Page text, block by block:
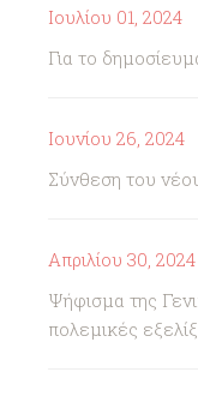
Ιουλίου 01, 2024
Για το
Ιουνίου 26, 2024
Σύνθεση του
Απριλίου 30, 2024
Ψήφισμα της
πολεμικές